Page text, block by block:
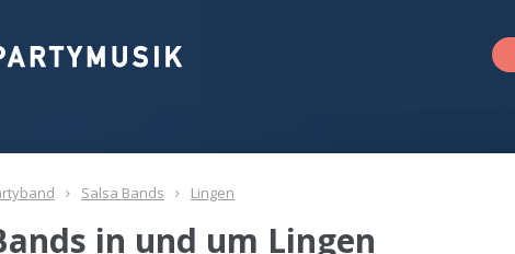
Salsa Bands Lingen
in und um Lingen